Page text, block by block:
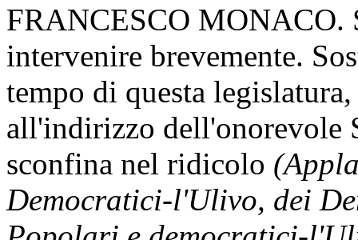
FRANCESCO MONACO.
intervenire brevemente.
tempo di questa
all'indirizzo dell'onorevole
sconfina nel ridicolo
Democratici-l'Ulivo, dei